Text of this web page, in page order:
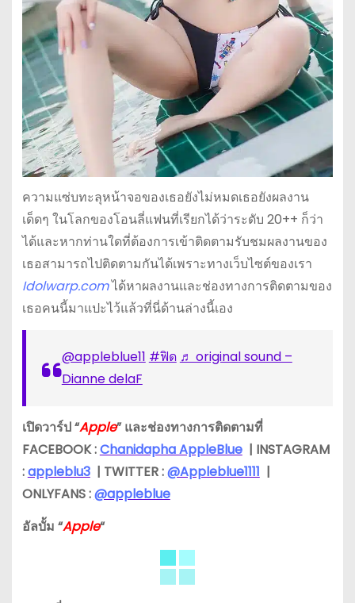
ความแซ่บทะลุหน้าจอของเธอยังไม่หมดเธอยังผลงาน
เด็ดๆ ในโลกของโอนลี่แฟนที่เรียกได้ว่าระดับ 20++ ก็ว่า
ได้และหากท่านใดที่ต้องการเข้าติดตามรับชมผลงานของ
เธอสามารถไปติดตามกันได้เพราะทางเว็บไซต์ของเรา
Idolwarp.comได้หาผลงานและช่องทางการติดตามของ
เธอคนนี้มาแปะไว้แล้วที่นี่ด้านล่างนี้เอง
@appleblue11 #ฟิด ♬ original sound –
Dianne delaF
เปิดวาร์ป “Apple” และช่องทางการติดตามที่
FACEBOOK :Chanidapha AppleBlue| INSTAGRAM
:appleblu3| TWITTER :@Appleblue1111 |
ONLYFANS :@appleblue
อัลบั้ม “Apple“